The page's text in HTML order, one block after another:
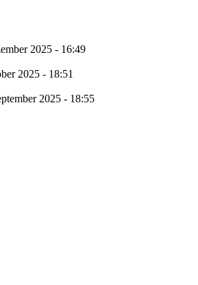
2025 - 16:49
2025 - 18:51
2025 - 18:55